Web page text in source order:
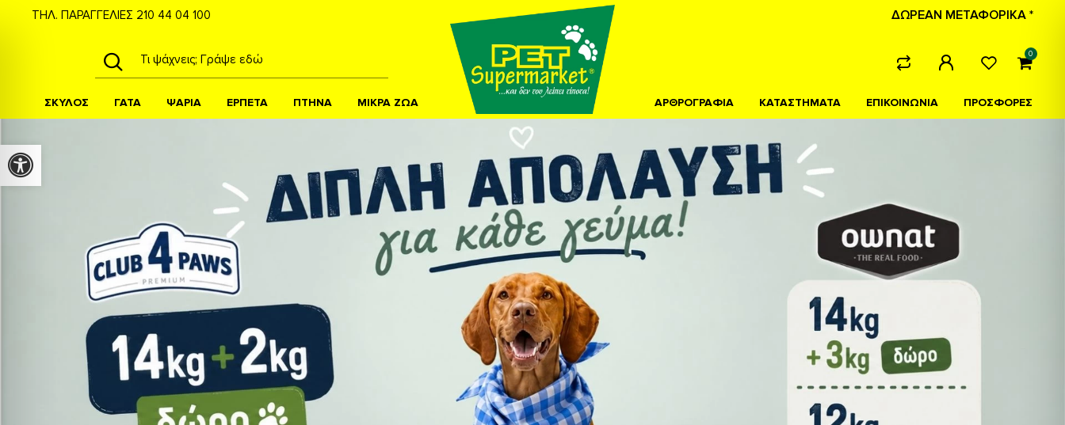
ΤΗΛ. ΠΑΡΑΓΓΕΛΙΕΣ 210 44 04 100
ΣΚΥΛΟΣ ΓΑΤΑ ΨΑΡΙΑ ΕΡΠΕΤΑ ΠΤΗΝΑ ΜΙΚΡΑ ΖΩΑ
ΔΩΡΕΑΝ ΜΕΤΑΦΟΡΙΚΑ *
0
ΑΡΘΡΟΓΡΑΦΙΑ ΚΑΤΑΣΤΗΜΑΤΑ ΕΠΙΚΟΙΝΩΝΙΑ ΠΡΟΣΦΟΡΕΣ
Προσβασιμότητα